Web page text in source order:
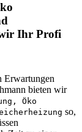
Ihr Profi
Erwartungen
bieten wir
Öko
so,